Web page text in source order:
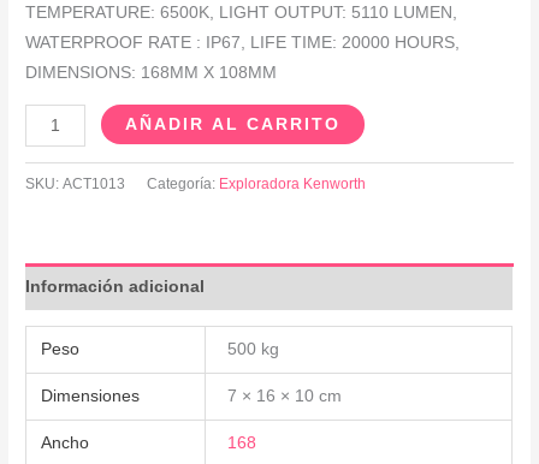
TEMPERATURE: 6500K, LIGHT OUTPUT: 5110 LUMEN,
WATERPROOF RATE : IP67, LIFE TIME: 20000 HOURS,
DIMENSIONS: 168MM X 108MM
AÑADIR AL CARRITO
SKU:ACT1013 Categoría: Exploradora Kenworth
Información adicional
Peso 500 kg
Dimensiones 7 × 16 × 10 cm
Ancho 168